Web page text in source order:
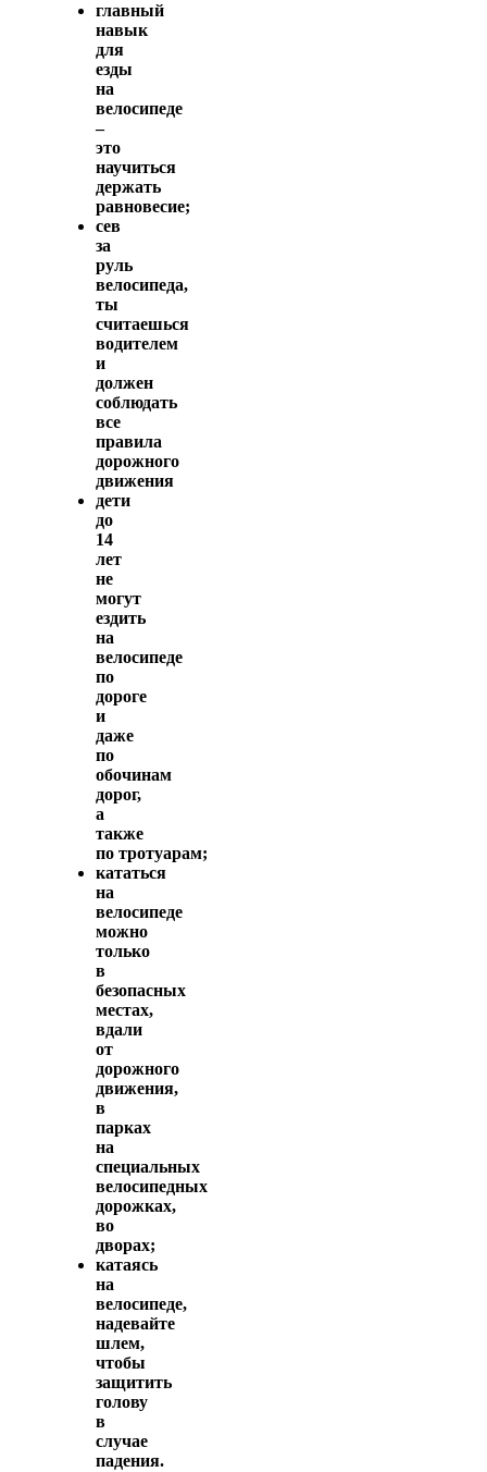
главный
навык
для
езды
на
велосипеде
–
это
научиться
держать
равновесие;
сев
за
руль
велосипеда,
ты
считаешься
водителем
и
должен
соблюдать
все
правила
дорожного
движения
дети
до
14
лет
не
могут
ездить
на
велосипеде
по
дороге
и
даже
по
обочинам
дорог,
а
также
по тротуарам;
кататься
на
велосипеде
можно
только
в
безопасных
местах,
вдали
от
дорожного
движения,
в
парках
на
специальных
велосипедных
дорожках,
во
дворах;
катаясь
на
велосипеде,
надевайте
шлем,
чтобы
защитить
голову
в
случае
падения.